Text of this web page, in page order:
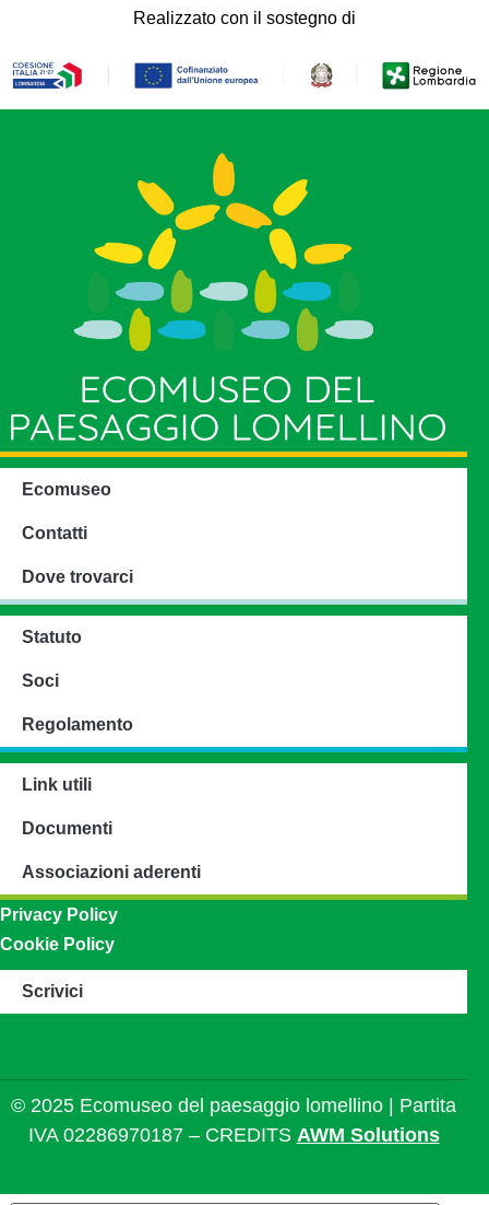
Realizzato con il sostegno di
Ecomuseo
Contatti
Dove trovarci
Statuto
Soci
Regolamento
Link utili
Documenti
Associazioni aderenti
Privacy Policy
Cookie Policy
Scrivici
© 2025 Ecomuseo del paesaggio lomellino | Partita
IVA 02286970187 – CREDITS AWM Solutions